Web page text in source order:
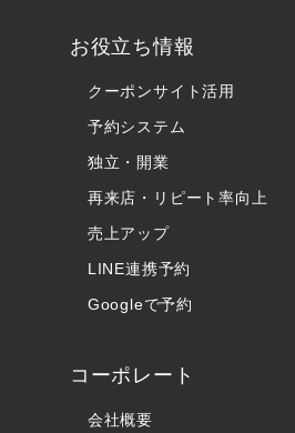
お役立ち情報
クーポンサイト活用
予約システム
独立・開業
再来店・リピート率向上
売上アップ
LINE連携予約
Googleで予約
コーポレート
会社概要